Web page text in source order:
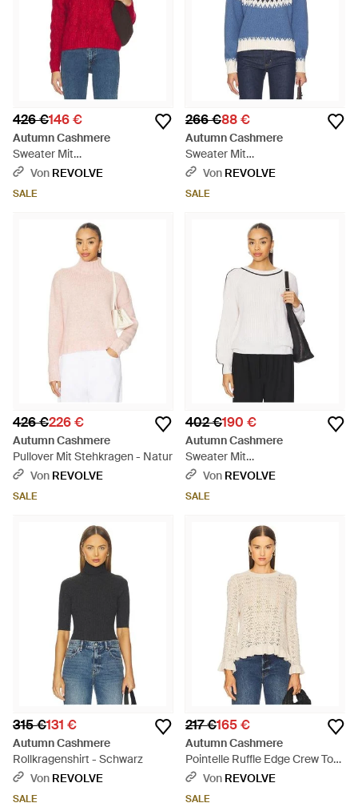
426 €146 €
Autumn Cashmere
Sweater Mit
Rundhalsausschnitt - Rot
Von REVOLVE
SALE
266 €88 €
Autumn Cashmere
Sweater Mit
Rundhalsausschnitt - Blau
Von REVOLVE
SALE
426 €226 €
Autumn Cashmere
Pullover Mit Stehkragen - Natur
Von REVOLVE
SALE
402 €190 €
Autumn Cashmere
Sweater Mit
Rundhalsausschnitt - Weiß
Von REVOLVE
SALE
315 €131 €
Autumn Cashmere
Rollkragenshirt - Schwarz
Von REVOLVE
SALE
217 €165 €
Autumn Cashmere
Pointelle Ruffle Edge Crew Top
- Blau
Von REVOLVE
SALE